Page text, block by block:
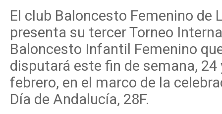
El club Baloncesto Femenino de
presenta su tercer Torneo
Baloncesto Infantil Femenino
disputará este fin de semana, 24
febrero, en el marco de la
Día de Andalucía, 28F.